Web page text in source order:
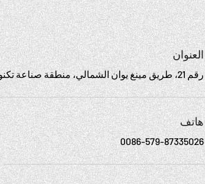
العنوان
رقم 21، طريق مينغ يوان الشمالي، منطقة صناعة تكنولوجيا الأجهزة، مدينة يونغكانغ، تشجيانغ، الصين
هاتف
0086-579-87335026